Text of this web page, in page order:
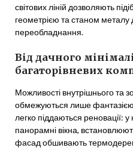
світових ліній дозволяють
геометрією та станом металу
переобладнання.
Від дачного
багаторівневих
Можливості внутрішнього та
обмежуються лише фантазією
легко піддаються реновації:
панорамні вікна,
фасад обшивають